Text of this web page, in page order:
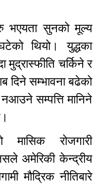
भएयता सुनको मूल्य
थियो। युद्धका
चर्किने र
दिने सम्भावना बढेको
सम्पत्ति मानिने
मासिक रोजगारी
अमेरिकी केन्द्रीय
मौद्रिक नीतिबारे